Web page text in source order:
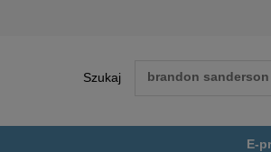
Szukaj
E-